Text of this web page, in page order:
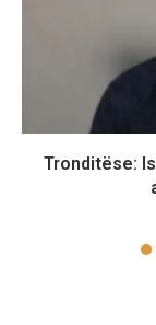
Tronditëse: